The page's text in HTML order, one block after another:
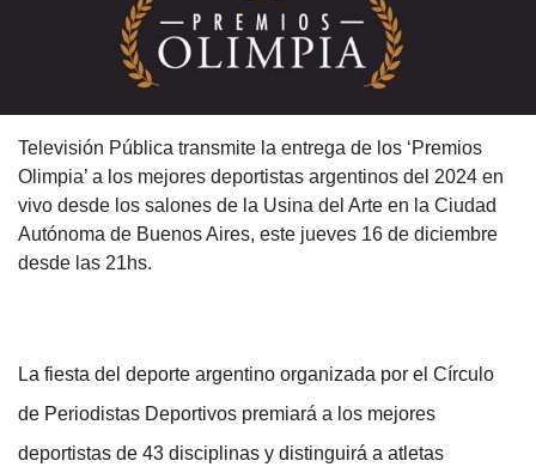
Televisión Pública transmite la entrega de los ‘Premios
Olimpia’ a los mejores deportistas argentinos del 2024 en
vivo desde los salones de la Usina del Arte en la Ciudad
Autónoma de Buenos Aires, este jueves 16 de diciembre
desde las 21hs.
La fiesta del deporte argentino organizada por el Círculo
de Periodistas Deportivos premiará a los mejores
deportistas de 43 disciplinas y distinguirá a atletas